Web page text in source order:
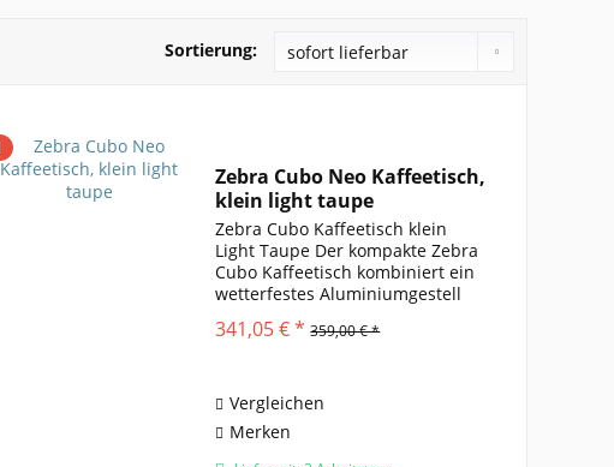
Sortierung:
Zebra Cubo Neo Kaffeetisch,
klein light taupe
Zebra Cubo Kaffeetisch klein
Light Taupe Der kompakte Zebra
Cubo Kaffeetisch kombiniert ein
wetterfestes Aluminiumgestell
mit pulverbeschichteter
Oberfläche in der modernen
Teakholz...
341,05 € * 359,00 € *
Vergleichen
Merken